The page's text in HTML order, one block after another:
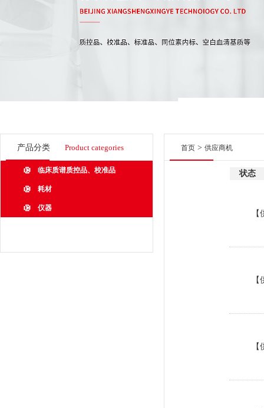
产品分类 Product categories
临床质谱质控品、校准品
耗材
仪器
首页 > 供应商机
状态